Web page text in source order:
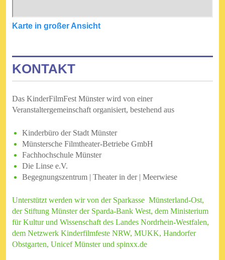
Karte in großer Ansicht
KONTAKT
Das KinderFilmFest Münster wird von einer
Veranstaltergemeinschaft organisiert, bestehend aus
Kinderbüro der Stadt Münster
Münstersche Filmtheater-Betriebe GmbH
Fachhochschule Münster
Die Linse e.V.
Begegnungszentrum | Theater in der | Meerwiese
Unterstützt werden wir von der Sparkasse Münsterland-Ost,
der Stiftung Münster der Sparda-Bank West, dem Ministerium
für Kultur und Wissenschaft des Landes Nordrhein-Westfalen,
dem Netzwerk Kinderfilmfeste NRW, MUKK, Handorfer
Obstgarten, Unicef Münster und spinxx.de